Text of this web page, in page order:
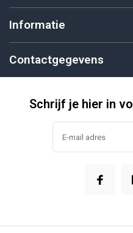
Informatie
Contactgegevens
Schrijf je hier in